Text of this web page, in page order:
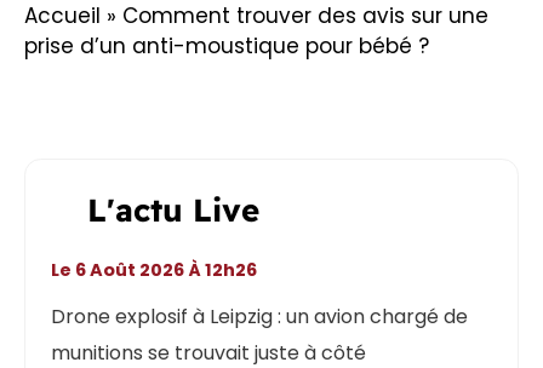
Accueil » Comment trouver des avis sur une
prise d’un anti-moustique pour bébé ?
L'actu Live
Drone explosif à Leipzig : un avion chargé de
munitions se trouvait juste à côté
Le 6 Août 2026 À 12h26